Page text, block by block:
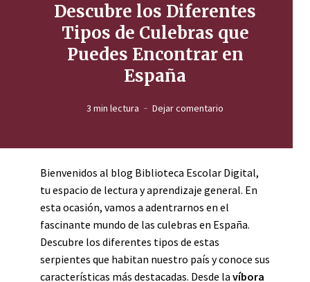
Descubre los Diferentes
Tipos de Culebras que
Puedes Encontrar en
España
3 min lectura Dejar comentario
Bienvenidos al blog Biblioteca Escolar Digital,
tu espacio de lectura y aprendizaje general. En
esta ocasión, vamos a adentrarnos en el
fascinante mundo de las culebras en España.
Descubre los diferentes tipos de estas
serpientes que habitan nuestro país y conoce sus
características más destacadas. Desde la víbora